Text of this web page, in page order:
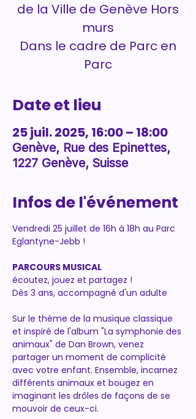
de la Ville de Genève Hors
murs
Dans le cadre de Parc en
Parc
Date et lieu
25 juil. 2025, 16:00 – 18:00
Genève, Rue des Epinettes,
1227 Genève, Suisse
Infos de l'événement
Vendredi 25 juillet de 16h à 18h au Parc
Eglantyne-Jebb !
PARCOURS MUSICAL
écoutez, jouez et partagez !
Dès 3 ans, accompagné d'un adulte
Sur le thème de la musique classique
et inspiré de l'album "La symphonie des
animaux" de Dan Brown, venez
partager un moment de complicité
avec votre enfant. Ensemble, incarnez
différents animaux et bougez en
imaginant les drôles de façons de se
mouvoir de ceux-ci.